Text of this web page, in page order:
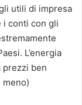
utili di impresa
i conti con gli
L’energia
prezzi ben
meno)